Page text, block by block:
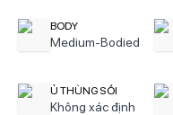
BODY
Medium-Bodied
Ủ THÙNG SỒI
Không xác định